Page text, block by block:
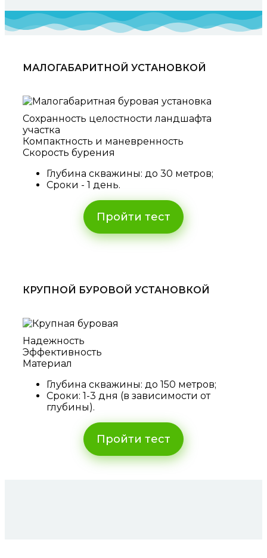
МАЛОГАБАРИТНОЙ УСТАНОВКОЙ
Сохранность целостности ландшафта
участка
Компактность и маневренность
Скорость бурения
Глубина скважины: до 30 метров;
Сроки - 1 день.
Пройти тест
КРУПНОЙ БУРОВОЙ УСТАНОВКОЙ
Надежность
Эффективность
Материал
Глубина скважины: до 150 метров;
Сроки: 1-3 дня (в зависимости от
глубины).
Пройти тест